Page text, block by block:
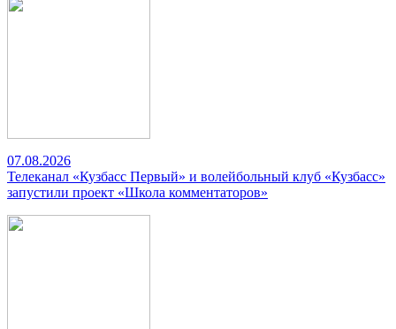
07.08.2026
Телеканал «Кузбасс Первый» и волейбольный клуб «Кузбасс»
запустили проект «Школа комментаторов»